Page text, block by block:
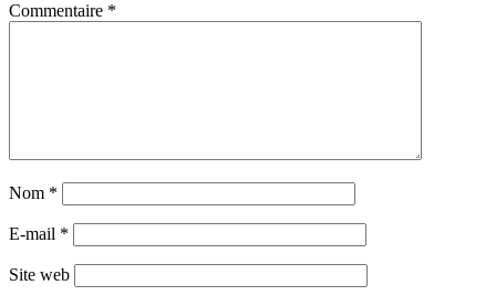
Commentaire *
Nom *
E-mail *
Site web